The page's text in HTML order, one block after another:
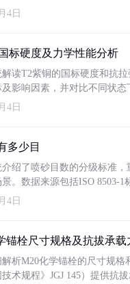
4日
标硬度及力学性能分析
读T2紫铜的国标硬度和抗
影响因素，并对比不同状态
4日
多少目
绍了喷砂目数的分级标准，
。数据来源包括ISO 8503-
4日
锚栓尺寸规格及抗拔承载
析M20化学锚栓的尺寸规
术规程》JGJ 145）提供抗